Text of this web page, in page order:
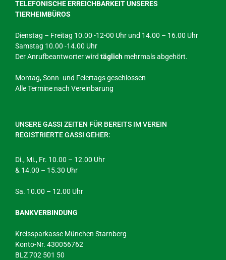
TELEFONISCHE ERREICHBARKEIT UNSERES
TIERHEIMBÜROS
Dienstag – Freitag 10.00 -12-00 Uhr und 14.00 – 16.00 Uhr
Samstag 10.00 -14.00 Uhr
Der Anrufbeantworter wird täglich mehrmals abgehört.
Montag, Sonn- und Feiertags geschlossen
Alle Termine nach Vereinbarung
UNSERE GASSI ZEITEN FÜR BEREITS IM VEREIN
REGISTRIERTE GASSI GEHER:
Di., Mi., Fr. 10.00 – 12.00 Uhr
& 14.00 – 15.30 Uhr
Sa. 10.00 – 12.00 Uhr
BANKVERBINDUNG
Kreissparkasse München Starnberg
Konto-Nr. 430056762
BLZ 702 501 50